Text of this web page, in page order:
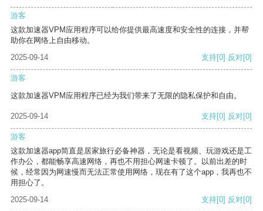
游客
这款加速器VPM应用程序可以给你提供最高速度和安全性的连接，并帮
助你在网络上自由移动。
2025-09-14
支持[0] 反对[0]
游客
这款加速器VPM应用程序已经为我们带来了无限的隐私保护和自由。
2025-09-14 支持[0] 反对[0]
游客
这款加速器app简直是居家旅行必备神器，无论是看视频、玩游戏还是工
作办公，都能畅享高速网络，再也不用担心网速卡顿了。以前出差的时
候，经常因为网速慢而无法正常使用网络，现在有了这个app，我再也不
用担心了。
2025-09-14
支持[0] 反对[0]